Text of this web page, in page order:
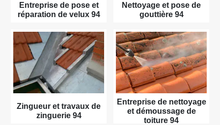
Entreprise de pose et
réparation de velux 94
Nettoyage et pose de
gouttière 94
Zingueur et travaux de
zinguerie 94
Entreprise de nettoyage
et démoussage de
toiture 94